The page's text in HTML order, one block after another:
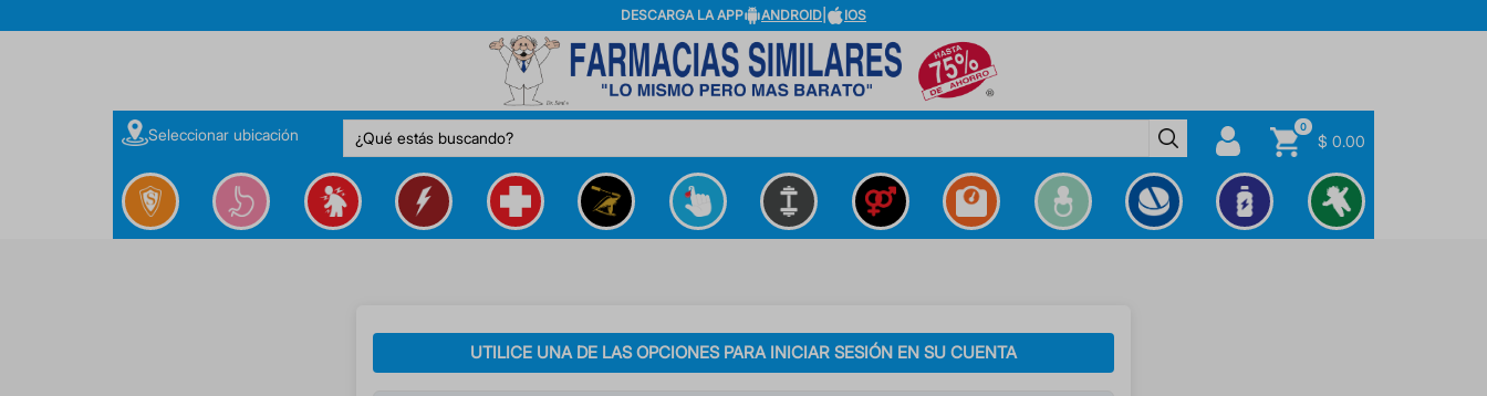
DESCARGA LA APP ANDROID IOS
Seleccionar ubicación ¿Qué estás buscando? 0
$ 0.00
UTILICE UNA DE LAS OPCIONES PARA INICIAR SESIÓN EN SU CUENTA